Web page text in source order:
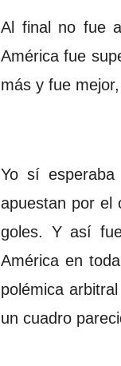
Al final no fue
América fue
más y fue
Yo sí
apuestan por el
goles. Y así
América en
polémica
un cuadro